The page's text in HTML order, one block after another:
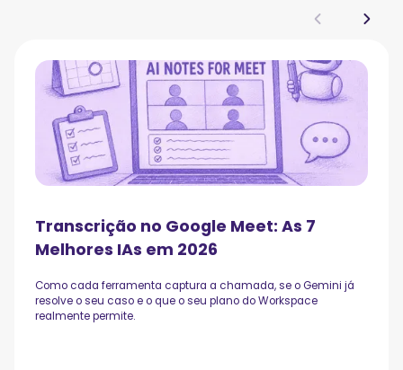
Transcrição no Google Meet: As 7
Melhores IAs em 2026
Como cada ferramenta captura a chamada, se o Gemini já
resolve o seu caso e o que o seu plano do Workspace
realmente permite.